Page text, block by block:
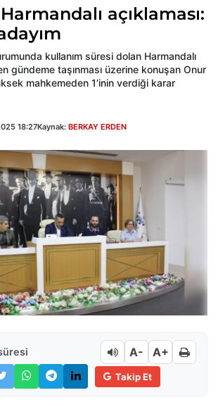
Harmandalı açıklaması:
kullanım süresi dolan Harmandalı
gündeme taşınması üzerine konuşan Onur
mahkemeden 1’inin verdiği karar
18:27Kaynak: BERKAY ERDEN
A- A+
Takip Et